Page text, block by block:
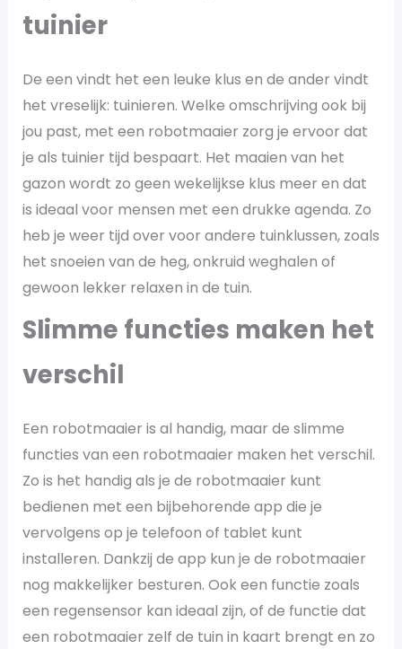
tuinier
De een vindt het een leuke klus en de ander vindt
het vreselijk: tuinieren. Welke omschrijving ook bij
jou past, met een robotmaaier zorg je ervoor dat
je als tuinier tijd bespaart. Het maaien van het
gazon wordt zo geen wekelijkse klus meer en dat
is ideaal voor mensen met een drukke agenda. Zo
heb je weer tijd over voor andere tuinklussen, zoals
het snoeien van de heg, onkruid weghalen of
gewoon lekker relaxen in de tuin.
Slimme functies maken het
verschil
Een robotmaaier is al handig, maar de slimme
functies van een robotmaaier maken het verschil.
Zo is het handig als je de robotmaaier kunt
bedienen met een bijbehorende app die je
vervolgens op je telefoon of tablet kunt
installeren. Dankzij de app kun je de robotmaaier
nog makkelijker besturen. Ook een functie zoals
een regensensor kan ideaal zijn, of de functie dat
een robotmaaier zelf de tuin in kaart brengt en zo